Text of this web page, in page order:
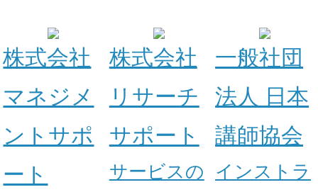
株式会社
マネジメ
ントサポ
ート
株式会社
リサーチ
サポート
サービスの
一般社団
法人
日本
講師協会
インストラ